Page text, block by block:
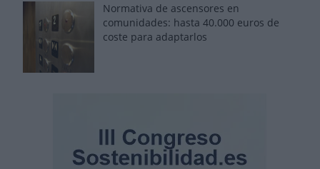
Normativa de ascensores en
comunidades: hasta 40.000 euros de
coste para adaptarlos